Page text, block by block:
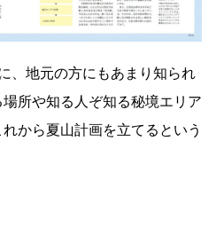
、地元の方にもあまり知られ
所や知る人ぞ知る秘境エリア
から夏山計画を立てるという